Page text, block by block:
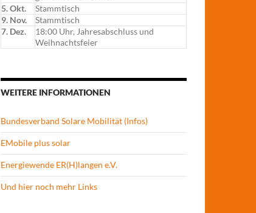
5. Okt.
Stammtisch
9. Nov.
Stammtisch
7. Dez.
18:00 Uhr, Jahresabschluss und
Weihnachtsfeier
WEITERE INFORMATIONEN
Bundesverband Solare Mobilität (Infos)
EMobile plus solar
Energiewende ER(H)langen e.V.
Und hier noch mehr Links